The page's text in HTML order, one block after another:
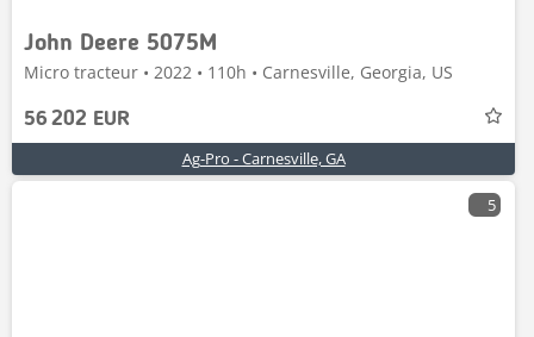
John Deere 5075M
Micro tracteur • 2022 • 110h • Carnesville, Georgia, US
56 202 EUR
Ag-Pro - Carnesville, GA
5